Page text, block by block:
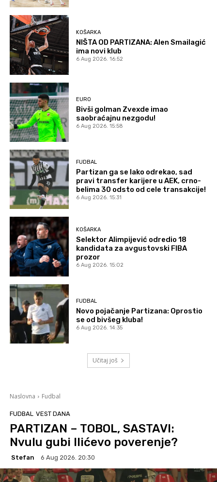
KOŠARKA
NIŠTA OD PARTIZANA: Alen Smailagić
ima novi klub
6 Aug 2026. 16:52
EURO
Bivši golman Zvexde imao
saobraćajnu nezgodu!
6 Aug 2026. 15:58
FUDBAL
Partizan ga se lako odrekao, sad
pravi transfer karijere u AEK, crno-
belima 30 odsto od cele transakcije!
6 Aug 2026. 15:31
KOŠARKA
Selektor Alimpijević odredio 18
kandidata za avgustovski FIBA
prozor
6 Aug 2026. 15:02
FUDBAL
Novo pojačanje Partizana: Oprostio
se od bivšeg kluba!
6 Aug 2026. 14:35
Učitaj još